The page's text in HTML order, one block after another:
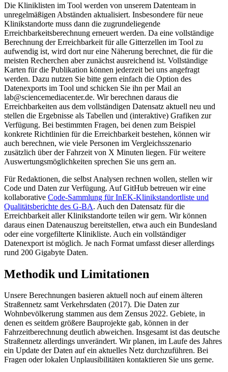
Die Kliniklisten im Tool werden von unserem Datenteam in
unregelmäßigen Abständen aktualisiert. Insbesondere für neue
Klinikstandorte muss dann die zugrundeliegende
Erreichbarkeitsberechnung erneuert werden. Da eine vollständige
Berechnung der Erreichbarkeit für alle Gitterzellen im Tool zu
aufwendig ist, wird dort nur eine Näherung berechnet, die für die
meisten Recherchen aber zunächst ausreichend ist. Vollständige
Karten für die Publikation können jederzeit bei uns angefragt
werden. Dazu nutzen Sie bitte gern einfach die Option des
Datenexports im Tool und schicken Sie ihn per Mail an
lab@sciencemediacenter.de. Wir berechnen daraus die
Erreichbarkeiten aus dem vollständigen Datensatz aktuell neu und
stellen die Ergebnisse als Tabellen und (interaktive) Grafiken zur
Verfügung. Bei bestimmten Fragen, bei denen zum Beispiel
konkrete Richtlinien für die Erreichbarkeit bestehen, können wir
auch berechnen, wie viele Personen im Vergleichsszenario
zusätzlich über der Fahrzeit von X Minuten liegen. Für weitere
Auswertungsmöglichkeiten sprechen Sie uns gern an.
Für Redaktionen, die selbst Analysen rechnen wollen, stellen wir
Code und Daten zur Verfügung. Auf GitHub betreuen wir eine
kollaborative Code-Sammlung für InEK-Klinikstandortliste und
Qualitätsberichte des G-BA. Auch den Datensatz für die
Erreichbarkeit aller Klinikstandorte teilen wir gern. Wir können
daraus einen Datenauszug bereitstellen, etwa auch ein Bundesland
oder eine vorgefilterte Klinikliste. Auch ein vollständiger
Datenexport ist möglich. Je nach Format umfasst dieser allerdings
rund 200 Gigabyte Daten.
Methodik und Limitationen
Unsere Berechnungen basieren aktuell noch auf einem älteren
Straßennetz samt Verkehrsdaten (2017). Die Daten zur
Wohnbevölkerung stammen aus dem Zensus 2022. Gebiete, in
denen es seitdem größere Bauprojekte gab, können in der
Fahrzeitberechnung deutlich abweichen. Insgesamt ist das deutsche
Straßennetz allerdings unverändert. Wir planen, im Laufe des Jahres
ein Update der Daten auf ein aktuelles Netz durchzuführen. Bei
Fragen oder lokalen Unplausibilitäten kontaktieren Sie uns gerne.